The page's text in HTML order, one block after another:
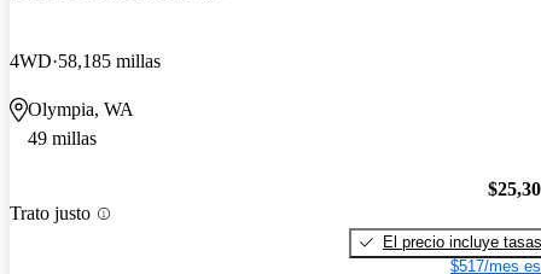
4WD 58,185 millas
Olympia, WA
49 millas
Trato justo
El precio incluye tasas
$517/mes